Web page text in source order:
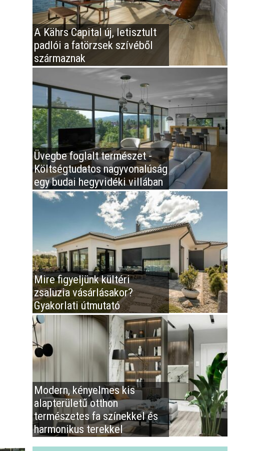
A Kährs Capital új, letisztult
padlói a fatörzsek szívéből
származnak
Üvegbe foglalt természet -
Költségtudatos nagyvonalúság
egy budai hegyvidéki villában
Mire figyeljünk kültéri
zsaluzia vásárlásakor?
Gyakorlati útmutató
Modern, kényelmes kis
alapterületű otthon
természetes fa színekkel és
harmonikus terekkel